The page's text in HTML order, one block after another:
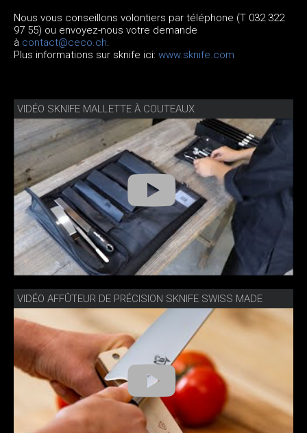
Nous vous conseillons volontiers par téléphone (T 032 322
97 55) ou envoyez-nous votre demande
à contact@ceco.ch.
Plus informations sur sknife ici: www.sknife.com
VIDÉO SKNIFE MALLETTE À COUTEAUX
VIDÉO AFFÛTEUR DE PRÉCISION SKNIFE SWISS MADE